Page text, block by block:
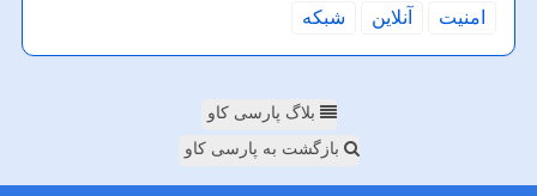
امنیت
آنلاین شبكه
بلاگ پارسی کاو
بازگشت به پارسی کاو